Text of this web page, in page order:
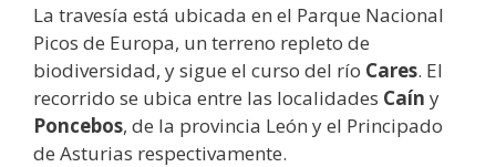
La travesía está ubicada en el Parque Nacional
Picos de Europa, un terreno repleto de
biodiversidad, y sigue el curso del río Cares. El
recorrido se ubica entre las localidades Caín y
Poncebos, de la provincia León y el Principado
de Asturias respectivamente.